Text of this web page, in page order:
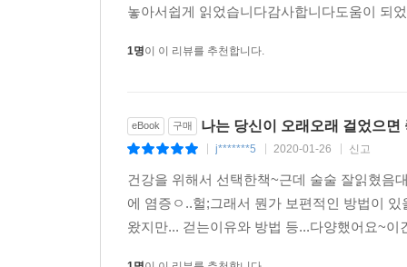
놓아서쉽게 읽었습니다감사합니다도움이 되
1명이 이 리뷰를 추천합니다.
eBook 구매 나는 당신이 오래오래 걸었으면
j*******5 2020-01-26 신고
건강을 위해서 선택한책~근데 술술 잘읽혔음
에 염증ㅇ..헐;그래서 뭔가 보편적인 방법이
왔지만... 걷는이유와 방법 등...다양했어요~